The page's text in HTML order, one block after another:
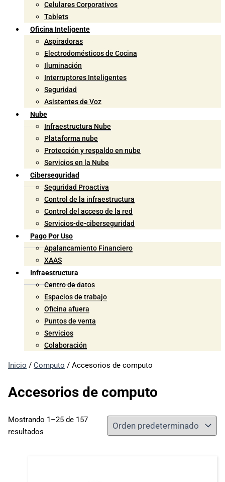
Celulares Corporativos
Tablets
Oficina Inteligente
Aspiradoras
Electrodomésticos de Cocina
Iluminación
Interruptores Inteligentes
Seguridad
Asistentes de Voz
Nube
Infraestructura Nube
Plataforma nube
Protección y respaldo en nube
Servicios en la Nube
Ciberseguridad
Seguridad Proactiva
Control de la infraestructura
Control del acceso de la red
Servicios-de-ciberseguridad
Pago Por Uso
Apalancamiento Financiero
XAAS
Infraestructura
Centro de datos
Espacios de trabajo
Oficina afuera
Puntos de venta
Servicios
Colaboración
Inicio /Computo / Accesorios de computo
Accesorios de computo
Mostrando 1–25 de 157
resultados